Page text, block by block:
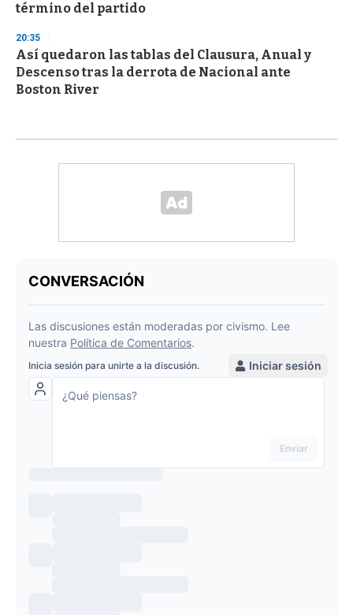
término del partido
20:35
Así quedaron las tablas del Clausura, Anual y
Descenso tras la derrota de Nacional ante
Boston River